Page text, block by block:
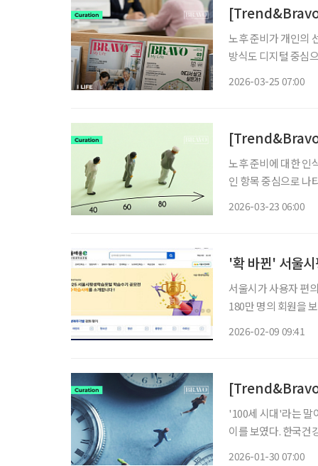
노후 준비가 개인의
방식도 디지털 중심
2026-03-25 07:00
노후 준비에 대한 인
인 항목 중심으로 나
2026-03-23 06:00
'확 바뀐' 서울
서울시가 사용자 편의
180만 명의 회원을
2026-02-09 09:41
[Trend&Bravo]
'100세 시대'라는 말
이를 보였다. 한국
2026-01-30 07:00